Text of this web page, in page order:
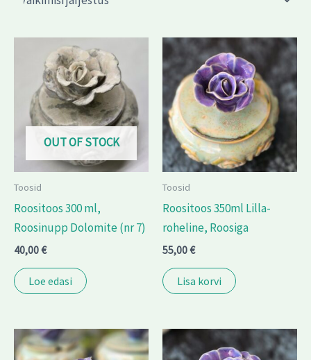
OUT OF STOCK
Toosid
Roositoos 300 ml,
Roosinupp Dolomite (nr 7)
40,00€
Loe edasi
Toosid
Roositoos 350ml Lilla-
roheline, Roosiga
55,00€
Lisa korvi